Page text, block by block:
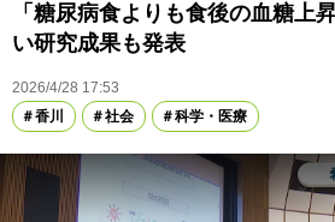
「糖尿病食よりも食後の血糖上
い研究成果も発表
2026/4/28 17:53
香川
社会 科学・医療